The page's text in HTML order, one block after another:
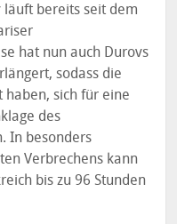
läuft bereits seit dem
hat nun auch Durovs
sodass die
haben, sich für eine
des
In besonders
Verbrechens kann
bis zu 96 Stunden